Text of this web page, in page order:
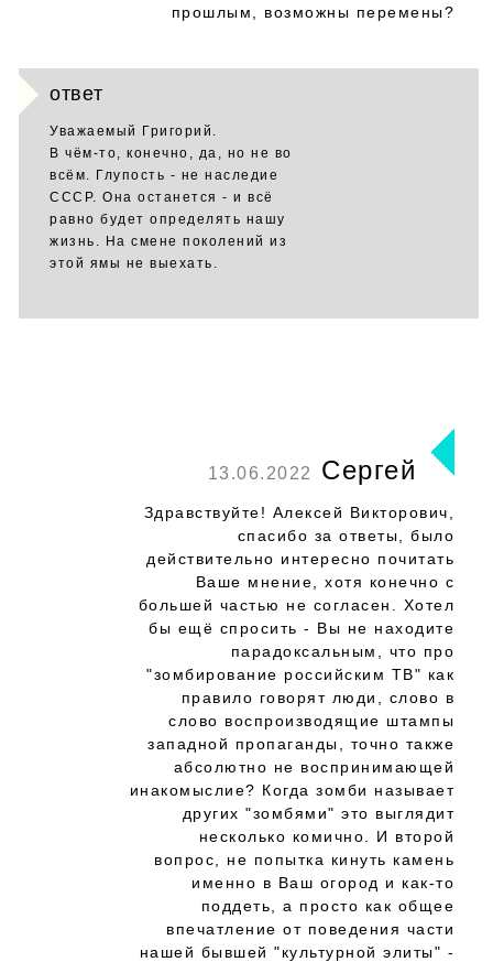
прошлым, возможны перемены?
ответ
Уважаемый Григорий.
В чём-то, конечно, да, но не во
всём. Глупость - не наследие
СССР. Она останется - и всё
равно будет определять нашу
жизнь. На смене поколений из
этой ямы не выехать.
13.06.2022 Сергей
Здравствуйте! Алексей Викторович,
спасибо за ответы, было
действительно интересно почитать
Ваше мнение, хотя конечно с
большей частью не согласен. Хотел
бы ещё спросить - Вы не находите
парадоксальным, что про
"зомбирование российским ТВ" как
правило говорят люди, слово в
слово воспроизводящие штампы
западной пропаганды, точно также
абсолютно не воспринимающей
инакомыслие? Когда зомби называет
других "зомбями" это выглядит
несколько комично. И второй
вопрос, не попытка кинуть камень
именно в Ваш огород и как-то
поддеть, а просто как общее
впечатление от поведения части
нашей бывшей "культурной элиты" -